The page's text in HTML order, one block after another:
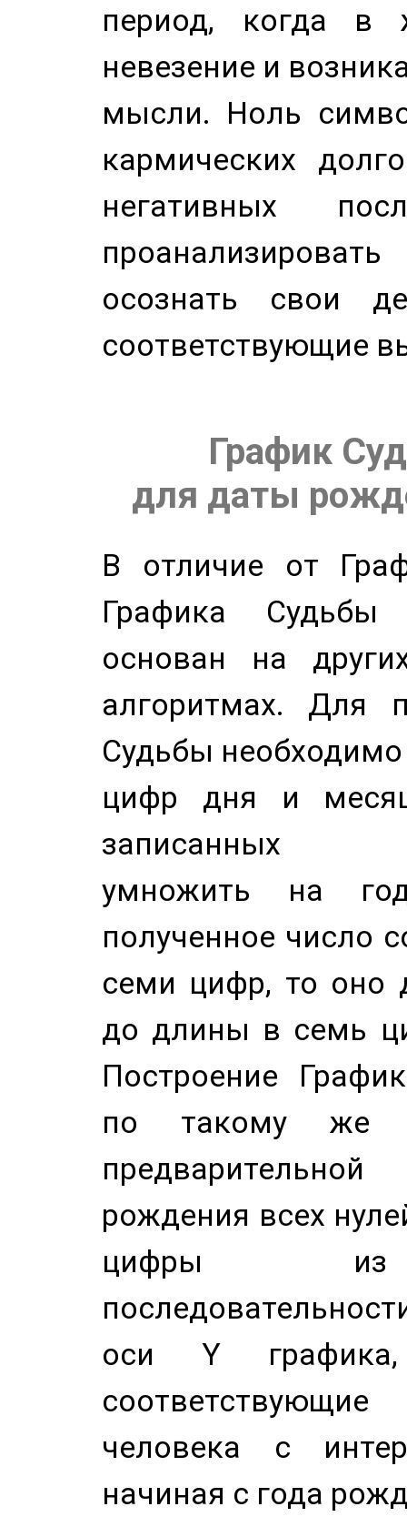
период, когда в
невезение и
мысли. Ноль
кармических
негативных
осознать свои
соответствующие
График
для даты
В отличие от
Графика
основан на
алгоритмах. Для
Судьбы
цифр дня и
записанных
умножить на
полученное число
семи цифр, то оно
до длины в семь
Построение
по такому же
рождения всех
цифры из
оси Y
человека с
начиная с года